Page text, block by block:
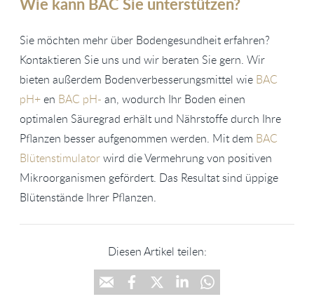
Sie möchten mehr über Bodengesundheit erfahren?
Kontaktieren Sie uns und wir beraten Sie gern. Wir
bieten außerdem Bodenverbesserungsmittel wie BAC
pH+en BAC pH- an, wodurch Ihr Boden einen
optimalen Säuregrad erhält und Nährstoffe durch Ihre
Pflanzen besser aufgenommen werden. Mit dem BAC
Blütenstimulatorwird die Vermehrung von positiven
Mikroorganismen gefördert. Das Resultat sind üppige
Blütenstände Ihrer Pflanzen.
Diesen Artikel teilen: